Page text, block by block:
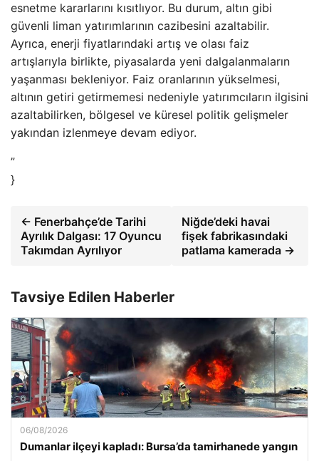
esnetme kararlarını kısıtlıyor. Bu durum, altın gibi
güvenli liman yatırımlarının cazibesini azaltabilir.
Ayrıca, enerji fiyatlarındaki artış ve olası faiz
artışlarıyla birlikte, piyasalarda yeni dalgalanmaların
yaşanması bekleniyor. Faiz oranlarının yükselmesi,
altının getiri getirmemesi nedeniyle yatırımcıların ilgisini
azaltabilirken, bölgesel ve küresel politik gelişmeler
yakından izlenmeye devam ediyor.
”
}
← Fenerbahçe’de Tarihi
Ayrılık Dalgası: 17 Oyuncu
Takımdan Ayrılıyor
Niğde’deki havai
fişek fabrikasındaki
patlama kamerada →
Tavsiye Edilen Haberler
06/08/2026
Dumanlar ilçeyi kapladı: Bursa’da tamirhanede yangın